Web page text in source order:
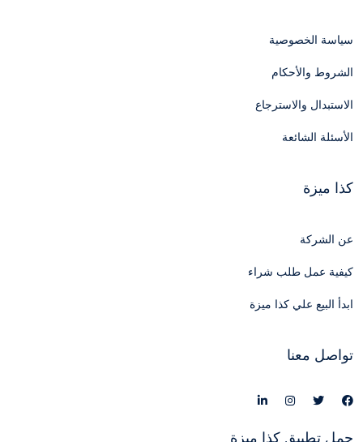
سياسة الخصوصية
الشروط والأحكام
الاستبدال والاسترجاع
الأسئلة الشائعة
كذا ميزة
عن الشركة
كيفية عمل طلب شراء
ابدأ البيع علي كذا ميزة
تواصل معنا
حمل تطبيق كذا ميزة